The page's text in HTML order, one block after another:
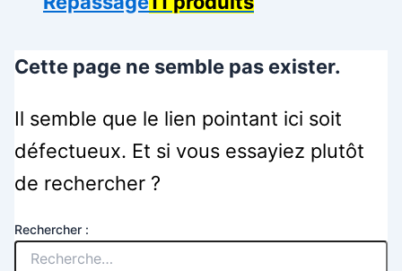
Cette page ne semble pas exister.
Il semble que le lien pointant ici soit
défectueux. Et si vous essayiez plutôt
de rechercher ?
Rechercher :